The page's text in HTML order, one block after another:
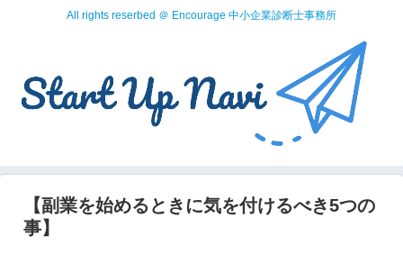
All rights reserbed ＠ Encourage 中小企業診断士事務所
【副業を始めるときに気を付けるべき5つの
事】